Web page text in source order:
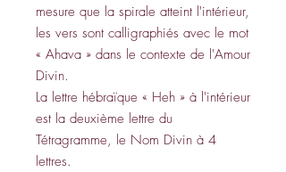
mesure que la spirale atteint l'intérieur,
les vers sont calligraphiés avec le mot
« Ahava » dans le contexte de l'Amour
Divin.
La lettre hébraïque « Heh » à l'intérieur
est la deuxième lettre du
Tétragramme, le Nom Divin à 4
lettres.